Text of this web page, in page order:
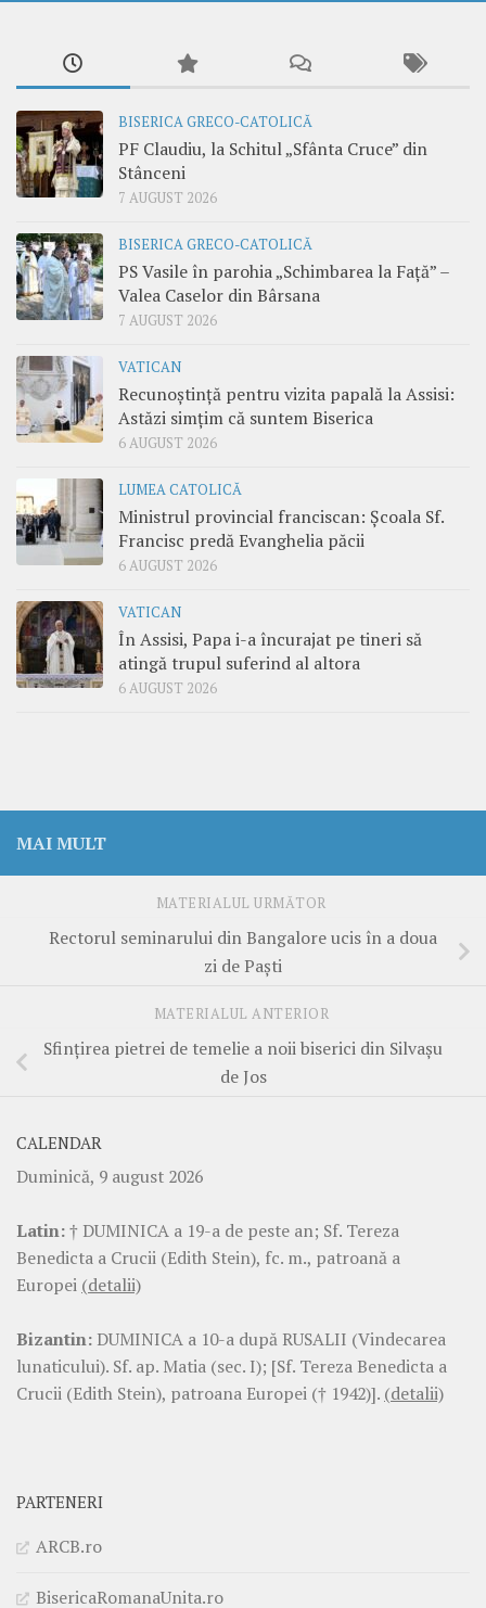
BISERICA GRECO-CATOLICĂ
PF Claudiu, la Schitul „Sfânta Cruce” din
Stânceni
7 AUGUST 2026
BISERICA GRECO-CATOLICĂ
PS Vasile în parohia „Schimbarea la Față” –
Valea Caselor din Bârsana
7 AUGUST 2026
VATICAN
Recunoștință pentru vizita papală la Assisi:
Astăzi simțim că suntem Biserica
6 AUGUST 2026
LUMEA CATOLICĂ
Ministrul provincial franciscan: Școala Sf.
Francisc predă Evanghelia păcii
6 AUGUST 2026
VATICAN
În Assisi, Papa i-a încurajat pe tineri să
atingă trupul suferind al altora
6 AUGUST 2026
MAI MULT
MATERIALUL URMĂTOR
Rectorul seminarului din Bangalore ucis în a doua
zi de Paşti
MATERIALUL ANTERIOR
Sfinţirea pietrei de temelie a noii biserici din Silvaşu
de Jos
CALENDAR
Duminică, 9 august 2026
Latin:† DUMINICA a 19-a de peste an; Sf. Tereza
Benedicta a Crucii (Edith Stein), fc. m., patroană a
Europei (detalii)
Bizantin: DUMINICA a 10-a după RUSALII (Vindecarea
lunaticului). Sf. ap. Matia (sec. I); [Sf. Tereza Benedicta a
Crucii (Edith Stein), patroana Europei († 1942)]. (detalii)
PARTENERI
ARCB.ro
BisericaRomanaUnita.ro